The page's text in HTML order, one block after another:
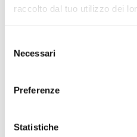
raccolto dal tuo utilizzo dei
delNecessari
Preferenze
Statistiche
CORTE DI GIUSTIZIA